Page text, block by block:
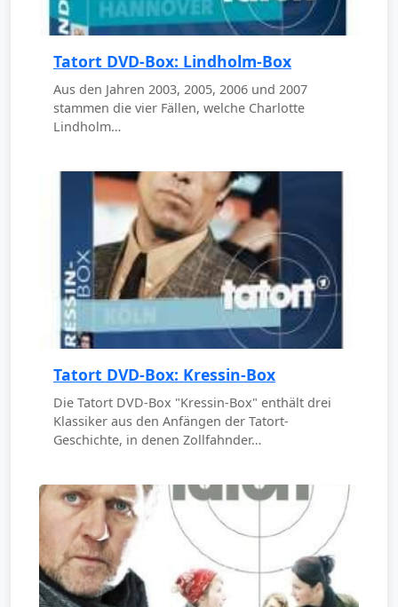
Tatort DVD-Box: Lindholm-Box
Aus den Jahren 2003, 2005, 2006 und 2007
stammen die vier Fällen, welche Charlotte
Lindholm…
Tatort DVD-Box: Kressin-Box
Die Tatort DVD-Box "Kressin-Box" enthält drei
Klassiker aus den Anfängen der Tatort-
Geschichte, in denen Zollfahnder…